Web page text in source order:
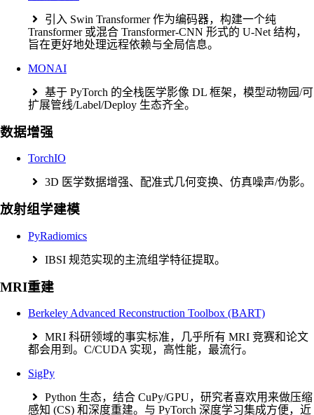
引入 Swin Transformer 作为编码器，构建一个纯
Transformer 或混合 Transformer‑CNN 形式的 U‑Net 结构，
旨在更好地处理远程依赖与全局信息。
MONAI
基于 PyTorch 的全栈医学影像 DL 框架，模型动物园/可
扩展管线/Label/Deploy 生态齐全。
数据增强
TorchIO
3D 医学数据增强、配准式几何变换、仿真噪声/伪影。
放射组学建模
PyRadiomics
IBSI 规范实现的主流组学特征提取。
MRI重建
Berkeley Advanced Reconstruction Toolbox (BART)
MRI 科研领域的事实标准，几乎所有 MRI 竞赛和论文
都会用到。C/CUDA 实现，高性能，最流行。
SigPy
Python 生态，结合 CuPy/GPU，研究者喜欢用来做压缩
感知 (CS) 和深度重建。与 PyTorch 深度学习集成方便，近